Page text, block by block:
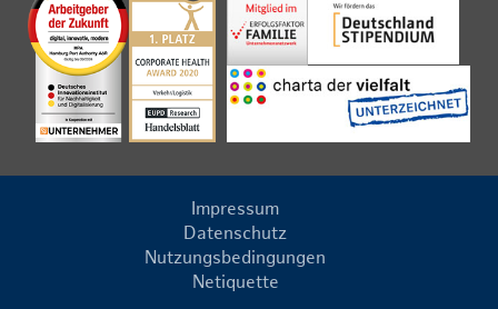
Impressum
Datenschutz
Nutzungsbedingungen
Netiquette